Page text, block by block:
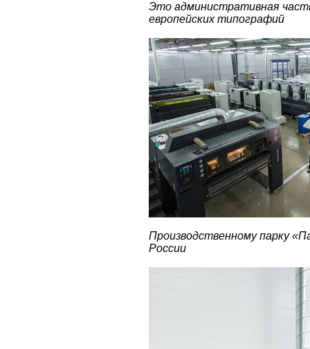
Это административная
европейских типографий
Производственному парку
России